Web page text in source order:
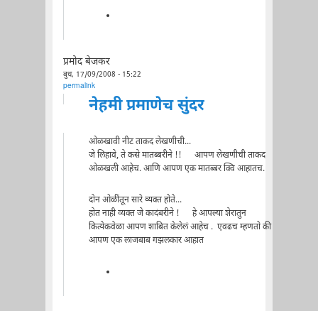
प्रमोद बेजकर
बुध, 17/09/2008 - 15:22
permalink
नेहमी प्रमाणेच सुंदर
ओळखावी नीट ताकद लेखणीची...
जे लिहावे, ते कसे मातब्बरीने !! आपण लेखणीची ताकद
ओळखली आहेच. आणि आपण एक मातब्बर क्वि आहातच.
दोन ओळींतून सारे व्यक्त होते...
होत नाही व्यक्त जे कादंबरीने ! हे आपल्या शेरातुन
कित्येकवेळा आपण शाबित केलेलं आहेच . एवढच म्हणतो की
आपण एक लाजबाब गझलकार आहात